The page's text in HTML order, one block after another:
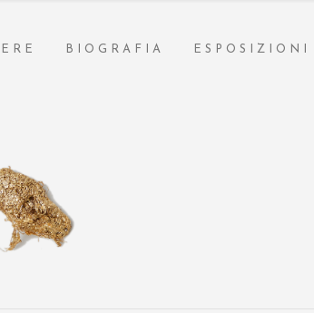
BIOGRAFIA ESPOSIZIONI